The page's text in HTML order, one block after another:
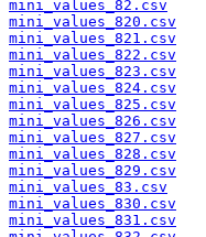
mini_values_82.csv
mini_values_820.csv
mini_values_821.csv
mini_values_822.csv
mini_values_823.csv
mini_values_824.csv
mini_values_825.csv
mini_values_826.csv
mini_values_827.csv
mini_values_828.csv
mini_values_829.csv
mini_values_83.csv
mini_values_830.csv
mini_values_831.csv